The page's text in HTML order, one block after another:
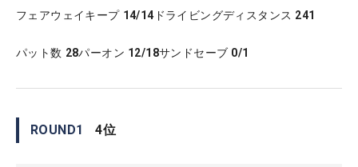
フェアウェイキープ 14/14 ドライビングディスタンス 241
パット数 28パーオン 12/18サンドセーブ 0/1
ROUND1 4位